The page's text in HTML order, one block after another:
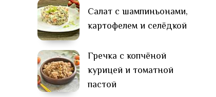
Салат с шампиньонами,
картофелем и селёдкой
Гречка с копчёной
курицей и томатной
пастой